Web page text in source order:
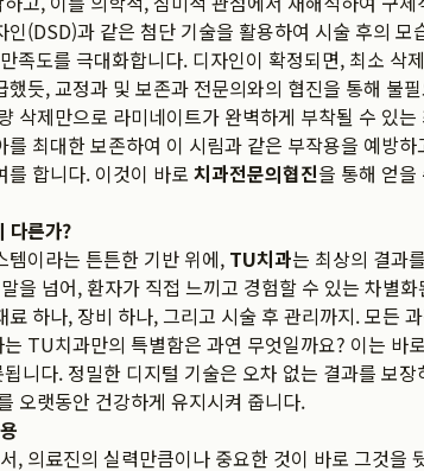
(DSD)과 같은 첨단 기술을 활용하여 시술 후의 모
족도를 극대화합니다. 디자인이 확정되면, 최소 삭
듯, 교정과 및 보존과 전문의와의 협진을 통해 불
삭제만으로 라미네이트가 완벽하게 부착될 수 있는
최대한 보존하여 이 시림과 같은 부작용을 예방하
합니다. 이것이 바로 치과전문의협진을 통해 얻을
다른가?
템이라는 튼튼한 기반 위에, TU치과는 최상의 결과
을 넘어, 환자가 직접 느끼고 경험할 수 있는 차별화
하나, 장비 하나, 그리고 시술 후 관리까지. 모든
TU치과만의 특별함은 과연 무엇일까요? 이는 바
니다. 정밀한 디지털 기술은 오차 없는 결과를 보장
오랫동안 건강하게 유지시켜 줍니다.
, 의료진의 실력만큼이나 중요한 것이 바로 그것을